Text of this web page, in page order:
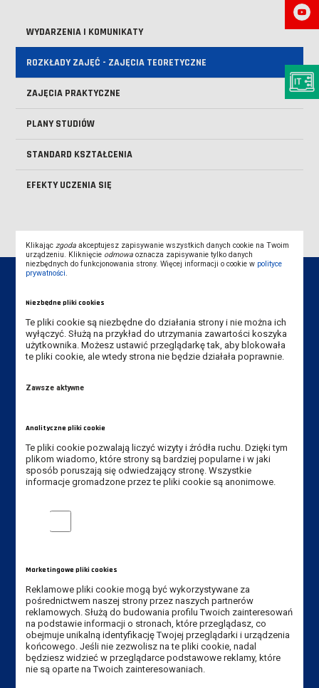
WYDARZENIA I KOMUNIKATY
ROZKŁADY ZAJĘĆ - ZAJĘCIA TEORETYCZNE
ZAJĘCIA PRAKTYCZNE
PLANY STUDIÓW
STANDARD KSZTAŁCENIA
EFEKTY UCZENIA SIĘ
Dane kontaktowe
Instytut Zdrowia i Kultury Fizycznej
im. Jana Amosa Komeńskiego w Lesznie
+48 65 525 02 51
Tel. rekrutacja: +48 65 525 01 12
E-mail Instytut:
E-mail rekrutacja:
Aktualności
Władze Uczelni
Senat Uczelni
Mapa Kampusu
Klikając zgoda akceptujesz zapisywanie wszystkich danych cookie na Twoim
urządzeniu. Kliknięcie odmowa oznacza zapisywanie tylko danych
niezbędnych do funkcjonowania strony. Więcej informacji o cookie w polityce
prywatności
Niezbędne pliki cookies
Te pliki cookie są niezbędne do działania strony i nie można ich
wyłączyć. Służą na przykład do utrzymania zawartości koszyka
użytkownika. Możesz ustawić przeglądarkę tak, aby blokowała
te pliki cookie, ale wtedy strona nie będzie działała poprawnie.
Zawsze aktywne
Analityczne pliki cookie
Te pliki cookie pozwalają liczyć wizyty i źródła ruchu. Dzięki tym
plikom wiadomo, które strony są bardziej popularne i w jaki
sposób poruszają się odwiedzający stronę. Wszystkie
informacje gromadzone przez te pliki cookie są anonimowe.
Analityczne pliki cookie
Marketingowe pliki cookies
Reklamowe pliki cookie mogą być wykorzystywane za
pośrednictwem naszej strony przez naszych partnerów
reklamowych. Służą do budowania profilu Twoich zainteresowań
na podstawie informacji o stronach, które przeglądasz, co
obejmuje unikalną identyfikację Twojej przeglądarki i urządzenia
końcowego. Jeśli nie zezwolisz na te pliki cookie, nadal
będziesz widzieć w przeglądarce podstawowe reklamy, które
nie są oparte na Twoich zainteresowaniach.